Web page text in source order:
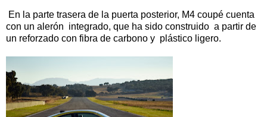
En la parte trasera de la puerta posterior, M4 coupé cuenta
con un alerón integrado, que ha sido construido a partir de
un reforzado con fibra de carbono y plástico ligero.